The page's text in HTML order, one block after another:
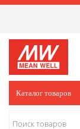
Каталог товаров